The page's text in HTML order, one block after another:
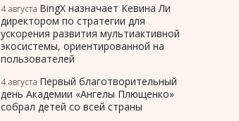
4 августа BingX назначает Кевина Ли
директором по стратегии для
ускорения развития мультиактивной
экосистемы, ориентированной на
пользователей
4 августа Первый благотворительный
день Академии «Ангелы Плющенко»
собрал детей со всей страны